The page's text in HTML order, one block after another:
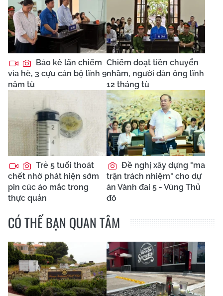
Bảo kê lấn chiếm
vỉa hè, 3 cựu cán bộ lĩnh 9
năm tù
Chiếm đoạt tiền chuyển
nhầm, người đàn ông lĩnh
12 tháng tù
Trẻ 5 tuổi thoát
chết nhờ phát hiện sớm
pin cúc áo mắc trong
thực quản
Đề nghị xây dựng "ma
trận trách nhiệm" cho dự
án Vành đai 5 - Vùng Thủ
đô
CÓ THỂ BẠN QUAN TÂM